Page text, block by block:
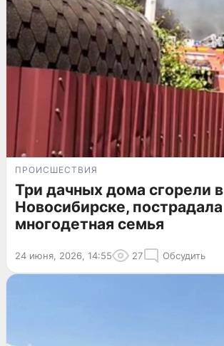
ПРОИСШЕСТВИЯ
Три дачных дома сгорели в
Новосибирске, пострадала
многодетная семья
24 июня, 2026, 14:55 27 Обсудить